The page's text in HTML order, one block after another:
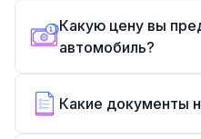
Какую цену вы
автомобиль?
Какие документы